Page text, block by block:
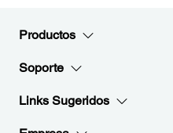
Productos
Soporte
Links Sugeridos